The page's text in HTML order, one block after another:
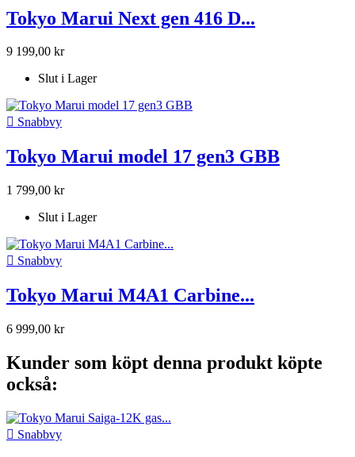
Tokyo Marui Next gen 416 D...
9 199,00 kr
Slut i Lager
 Snabbvy
Tokyo Marui model 17 gen3 GBB
1 799,00 kr
Slut i Lager
 Snabbvy
Tokyo Marui M4A1 Carbine...
6 999,00 kr
Kunder som köpt denna produkt köpte
också:
 Snabbvy